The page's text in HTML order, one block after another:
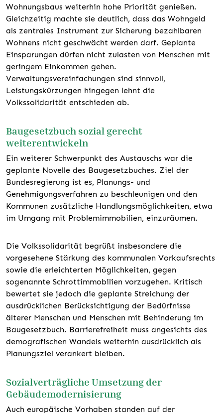
Wohnungsbaus weiterhin hohe Priorität genießen.
Gleichzeitig machte sie deutlich, dass das Wohngeld
als zentrales Instrument zur Sicherung bezahlbaren
Wohnens nicht geschwächt werden darf. Geplante
Einsparungen dürfen nicht zulasten von Menschen mit
geringem Einkommen gehen.
Verwaltungsvereinfachungen sind sinnvoll,
Leistungskürzungen hingegen lehnt die
Volkssolidarität entschieden ab.
Baugesetzbuch sozial gerecht
weiterentwickeln
Ein weiterer Schwerpunkt des Austauschs war die
geplante Novelle des Baugesetzbuches. Ziel der
Bundesregierung ist es, Planungs- und
Genehmigungsverfahren zu beschleunigen und den
Kommunen zusätzliche Handlungsmöglichkeiten, etwa
im Umgang mit Problemimmobilien, einzuräumen.
Die Volkssolidarität begrüßt insbesondere die
vorgesehene Stärkung des kommunalen Vorkaufsrechts
sowie die erleichterten Möglichkeiten, gegen
sogenannte Schrottimmobilien vorzugehen. Kritisch
bewertet sie jedoch die geplante Streichung der
ausdrücklichen Berücksichtigung der Bedürfnisse
älterer Menschen und Menschen mit Behinderung im
Baugesetzbuch. Barrierefreiheit muss angesichts des
demografischen Wandels weiterhin ausdrücklich als
Planungsziel verankert bleiben.
Sozialverträgliche Umsetzung der
Gebäudemodernisierung
Auch europäische Vorhaben standen auf der